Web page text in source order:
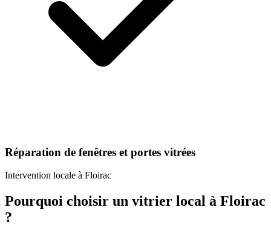
Réparation de fenêtres et portes vitrées
Intervention locale à Floirac
Pourquoi choisir un vitrier local à Floirac
?